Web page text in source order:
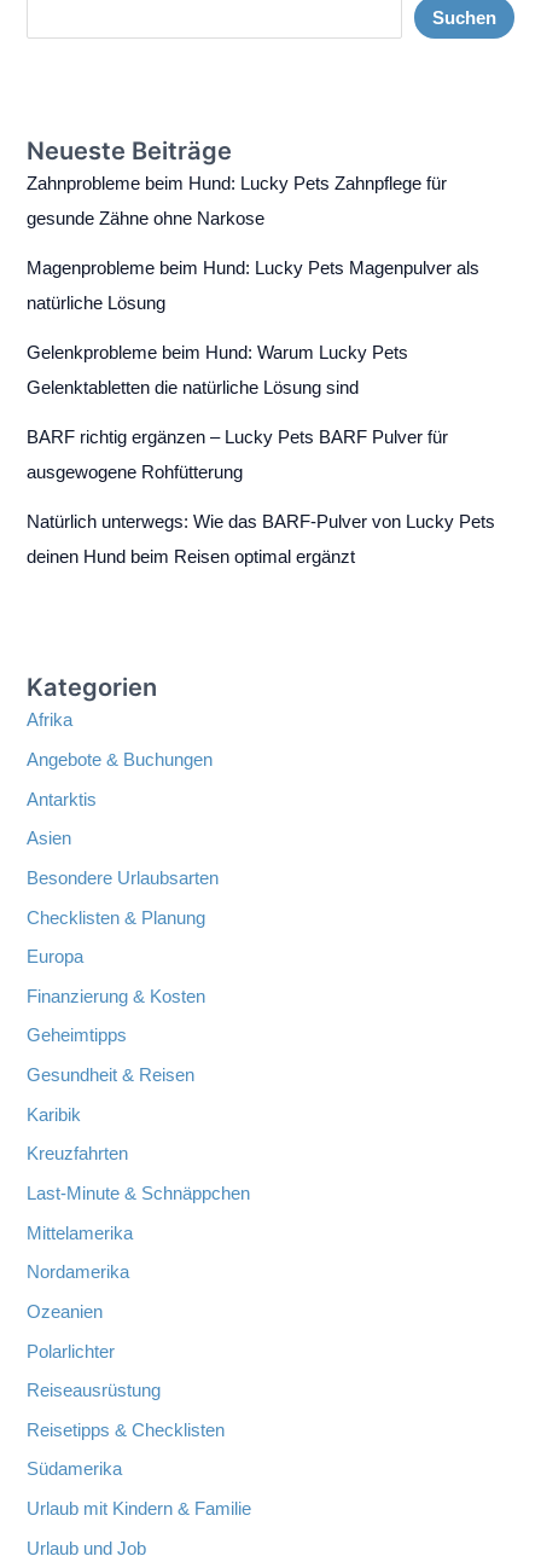
Suchen
Neueste Beiträge
Zahnprobleme beim Hund: Lucky Pets Zahnpflege für
gesunde Zähne ohne Narkose
Magenprobleme beim Hund: Lucky Pets Magenpulver als
natürliche Lösung
Gelenkprobleme beim Hund: Warum Lucky Pets
Gelenktabletten die natürliche Lösung sind
BARF richtig ergänzen – Lucky Pets BARF Pulver für
ausgewogene Rohfütterung
Natürlich unterwegs: Wie das BARF-Pulver von Lucky Pets
deinen Hund beim Reisen optimal ergänzt
Kategorien
Afrika
Angebote & Buchungen
Antarktis
Asien
Besondere Urlaubsarten
Checklisten & Planung
Europa
Finanzierung & Kosten
Geheimtipps
Gesundheit & Reisen
Karibik
Kreuzfahrten
Last-Minute & Schnäppchen
Mittelamerika
Nordamerika
Ozeanien
Polarlichter
Reiseausrüstung
Reisetipps & Checklisten
Südamerika
Urlaub mit Kindern & Familie
Urlaub und Job